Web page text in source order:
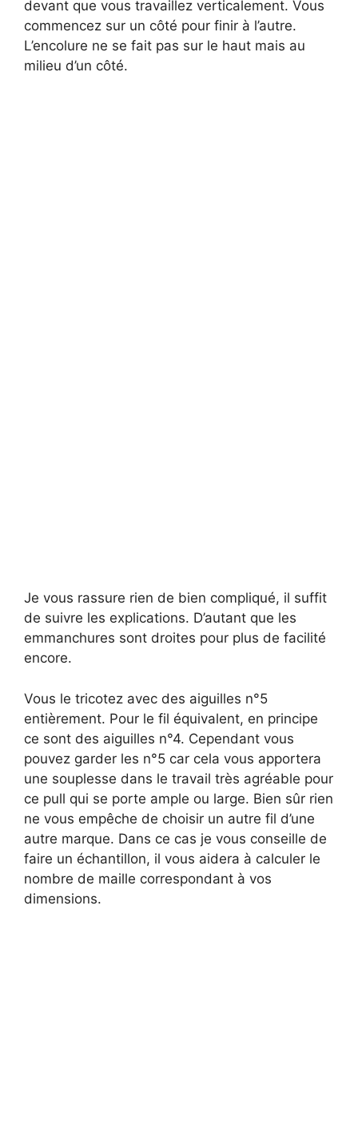
devant que vous travaillez verticalement. Vous
commencez sur un côté pour finir à l’autre.
L’encolure ne se fait pas sur le haut mais au
milieu d’un côté.
Je vous rassure rien de bien compliqué, il suffit
de suivre les explications. D’autant que les
emmanchures sont droites pour plus de facilité
encore.
Vous le tricotez avec des aiguilles n°5
entièrement. Pour le fil équivalent, en principe
ce sont des aiguilles n°4. Cependant vous
pouvez garder les n°5 car cela vous apportera
une souplesse dans le travail très agréable pour
ce pull qui se porte ample ou large. Bien sûr rien
ne vous empêche de choisir un autre fil d’une
autre marque. Dans ce cas je vous conseille de
faire un échantillon, il vous aidera à calculer le
nombre de maille correspondant à vos
dimensions.